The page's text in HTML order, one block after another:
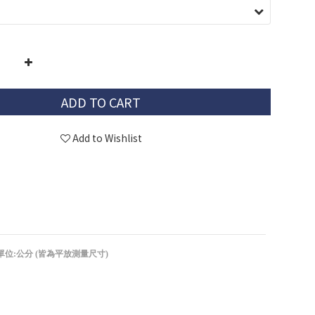
ADD TO CART
Add to Wishlist
位:公分 (皆為平放測量尺寸)